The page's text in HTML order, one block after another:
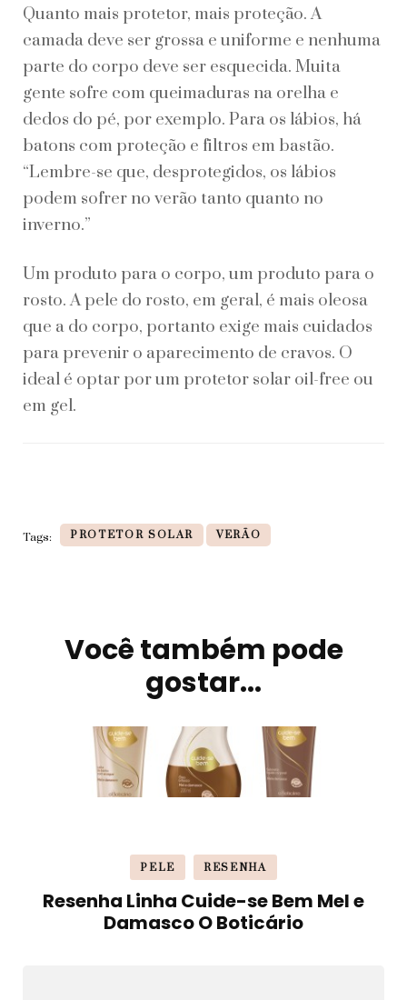
Quanto mais protetor, mais proteção. A
camada deve ser grossa e uniforme e nenhuma
parte do corpo deve ser esquecida. Muita
gente sofre com queimaduras na orelha e
dedos do pé, por exemplo. Para os lábios, há
batons com proteção e filtros em bastão.
“Lembre-se que, desprotegidos, os lábios
podem sofrer no verão tanto quanto no
inverno.”
Um produto para o corpo, um produto para o
rosto. A pele do rosto, em geral, é mais oleosa
que a do corpo, portanto exige mais cuidados
para prevenir o aparecimento de cravos. O
ideal é optar por um protetor solar oil-free ou
em gel.
Tags: PROTETOR SOLAR VERÃO
NavegaçãoVocê também pode
gostar...
PELE RESENHA
Resenha Linha Cuide-se Bem Mel e
Damasco O Boticário